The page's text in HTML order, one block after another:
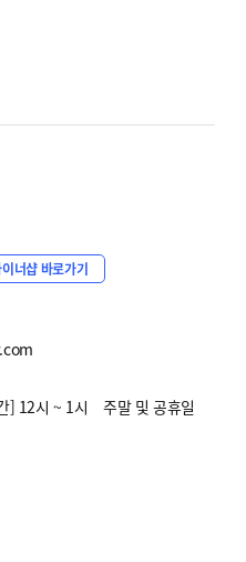
너샵 바로가기
] 12시 ~ 1시 주말 및 공휴일